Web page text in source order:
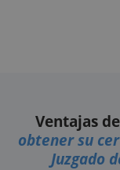
Ventajas
obtener su
Juzgado